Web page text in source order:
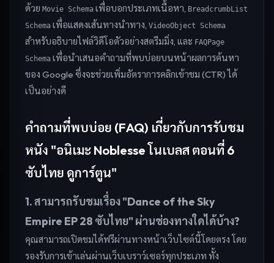
ด้วย Movie Schema เพื่อบอกประเภทเนื้อหา, BreadcrumbList
Schema เพื่อแสดงเส้นทางนำทาง, VideoObject Schema
สำหรับอธิบายไฟล์วิดีโอตัวอย่างสตรีมมิ่ง, และ FAQPage
Schema เพื่อนำเสนอคำถามที่พบบ่อยบนหน้าผลการค้นหา
ของ Google ซึ่งจะช่วยเพิ่มอัตราการคลิกเข้าชม (CTR) ได้
เป็นอย่างดี
คำถามที่พบบ่อย (FAQ) เกี่ยวกับการรับชม
หนัง "อนิเมะ Noblesse โนเบลส ตอนที่ 6
ซับไทย ดูการ์ตูน"
1. สามารถรับชมเรื่อง "Dance of the Sky
Empire EP 28 ซับไทย" ผ่านช่องทางใดได้บ้าง?
คุณสามารถเปิดชมได้ฟรีผ่านทางหน้าเว็บไซต์นี้โดยตรง โดย
รองรับการเข้าเล่นผ่านเว็บเบราว์เซอร์ทุกประเภท ทั้ง